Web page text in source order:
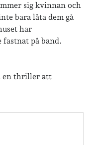
sig kvinnan och
bara låta dem gå
har
på band.
en thriller att